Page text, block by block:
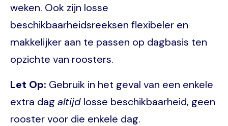
weken. Ook zijn losse
beschikbaarheidsreeksen flexibeler en
makkelijker aan te passen op dagbasis ten
opzichte van roosters.
Let Op: Gebruik in het geval van een enkele
extra dag altijd losse beschikbaarheid, geen
rooster voor die enkele dag.